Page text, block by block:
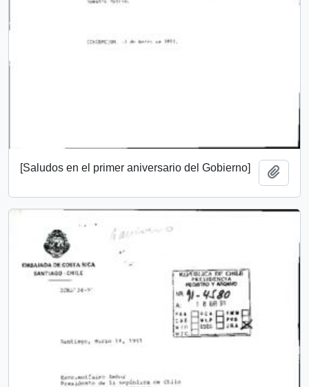
[Saludos en el primer aniversario del Gobierno]